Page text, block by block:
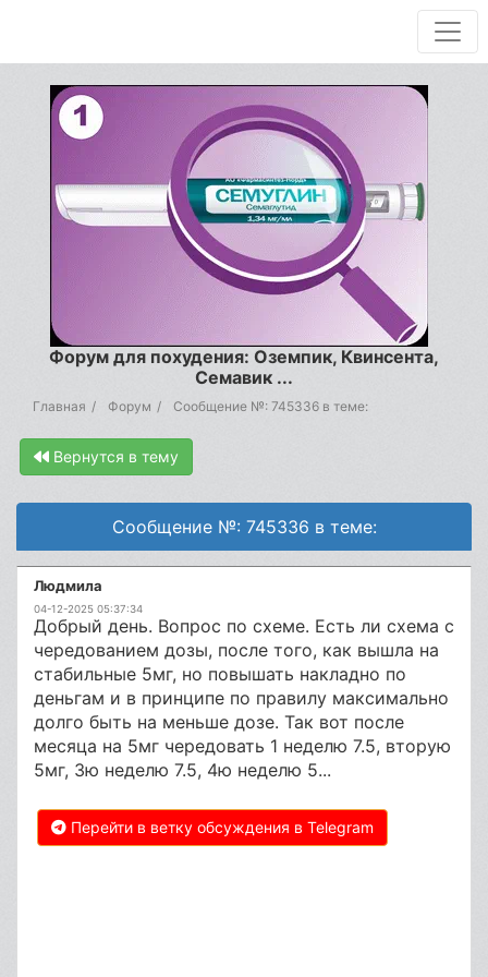
Форум для похудения: Оземпик, Квинсента,
Семавик ...
Главная Форум Сообщение №: 745336 в теме:
Вернутся в тему
Сообщение №: 745336 в теме:
Людмила
04-12-2025 05:37:34
Добрый день. Вопрос по схеме. Есть ли схема с
чередованием дозы, после того, как вышла на
стабильные 5мг, но повышать накладно по
деньгам и в принципе по правилу максимально
долго быть на меньше дозе. Так вот после
месяца на 5мг чередовать 1 неделю 7.5, вторую
5мг, 3ю неделю 7.5, 4ю неделю 5...
Перейти в ветку обсуждения в Telegram